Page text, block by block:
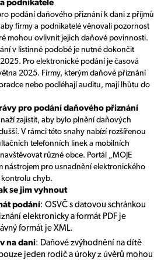
podnikatele
podání daňového přiznání k dani z příjmů
firmy a podnikatelé věnovali pozornost
mohou ovlivnit jejich daňové povinnosti.
v listinné podobě je nutné dokončit
Pro elektronické podání je časová
2025. Firmy, kterým daňové přiznání
nebo podléhají auditu, mají lhůtu do
pro podání daňového přiznání
zajistit, aby bylo plnění daňových
V rámci této snahy nabízí rozšířenou
telefonních linek a mobilních
různé obce. Portál „MOJE
nástrojem pro usnadnění elektronického
chyb.
se jim vyhnout
podání: OSVČ s datovou schránkou
elektronicky a formát PDF je
formát je XML.
na dani: Daňové zvýhodnění na dítě
jeden rodič a úroky z úvěrů mohou